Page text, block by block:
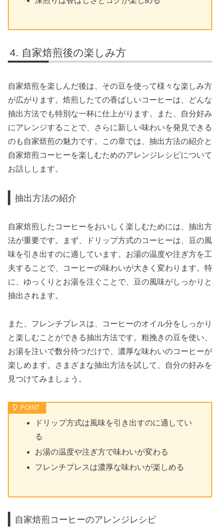
自家焙煎後の楽しみ方
自家焙煎を楽しんだ後は、その豆を使って様々な楽しみ方
が広がります。焙煎したての香ばしいコーヒーは、どんな
抽出方法でも特別な一杯に仕上がります。また、自分好み
にアレンジすることで、さらに新しい味わいを発見できる
のも自家焙煎の魅力です。この章では、抽出方法の紹介と
自家焙煎コーヒーを楽しむためのアレンジレシピについて
お話しします。
抽出方法の紹介
自家焙煎したコーヒーをおいしく楽しむためには、抽出方
法が重要です。まず、ドリップ方式のコーヒーは、豆の風
味を引き出すのに適しています。お湯の温度や注ぎ方を工
夫することで、コーヒーの味わいが大きく変わります。特
に、ゆっくりとお湯を注ぐことで、豆の風味がしっかりと
抽出されます。
また、フレンチプレスは、コーヒーのオイル分をしっかり
と楽しむことができる抽出方法です。粗挽きの豆を使い、
お湯を注いで数分待つだけで、濃厚な味わいのコーヒーが
楽しめます。さまざまな抽出方法を試して、自分の好みを
見つけてみましょう。
ドリップ方式は風味を引き出すのに適してい
る
お湯の温度や注ぎ方で味わいが変わる
フレンチプレスは濃厚な味わいが楽しめる
自家焙煎コーヒーのアレンジレシピ